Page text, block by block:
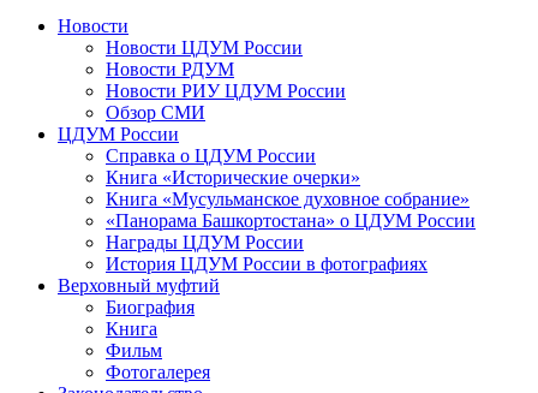
Новости
Новости ЦДУМ России
Новости РДУМ
Новости РИУ ЦДУМ России
Обзор СМИ
ЦДУМ России
Справка о ЦДУМ России
Книга «Исторические очерки»
Книга «Мусульманское духовное собрание»
«Панорама Башкортостана» о ЦДУМ России
Награды ЦДУМ России
История ЦДУМ России в фотографиях
Верховный муфтий
Биография
Книга
Фильм
Фотогалерея